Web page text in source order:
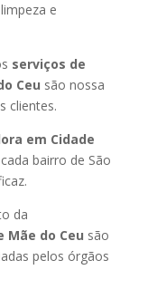
e
serviços de
Ceu são nossa
clientes.
em Cidade
bairro de São
da
Mãe do Ceu são
pelos órgãos